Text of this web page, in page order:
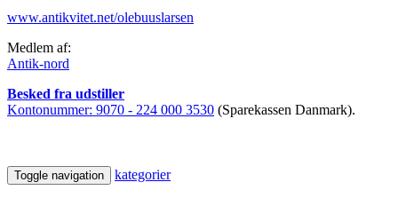
www.antikvitet.net/olebuuslarsen
Medlem af:
Antik-nord
Besked fra udstiller
Kontonummer: 9070 - 224 000 3530 (Sparekassen Danmark).
Toggle navigation kategorier